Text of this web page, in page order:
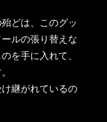
どは、このグッ
ルの張り替えな
を手に入れて、
継がれているの